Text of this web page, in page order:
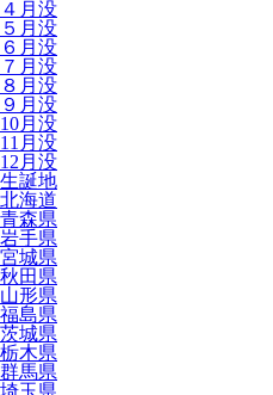
４月没
５月没
６月没
７月没
８月没
９月没
10月没
11月没
12月没
生誕地
北海道
青森県
岩手県
宮城県
秋田県
山形県
福島県
茨城県
栃木県
群馬県
埼玉県